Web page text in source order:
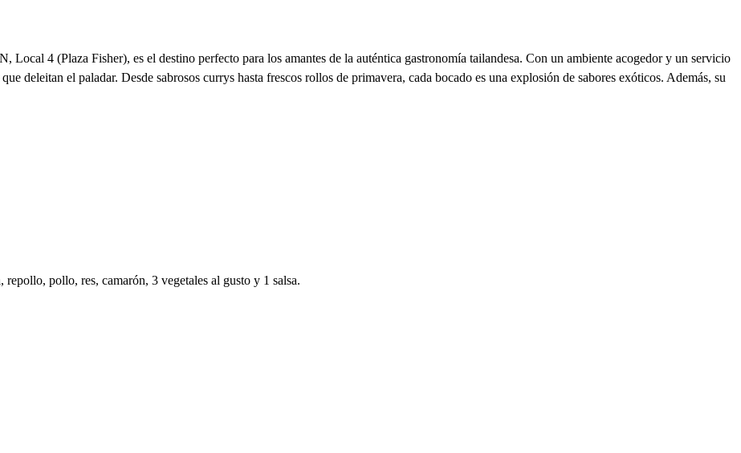
4 (Plaza Fisher), es el destino perfecto para los amantes de la auténtica gastronomía tailandesa. Con un ambiente acogedor y un servicio
deleitan el paladar. Desde sabrosos currys hasta frescos rollos de primavera, cada bocado es una explosión de sabores exóticos. Además, su
pollo, res, camarón, 3 vegetales al gusto y 1 salsa.